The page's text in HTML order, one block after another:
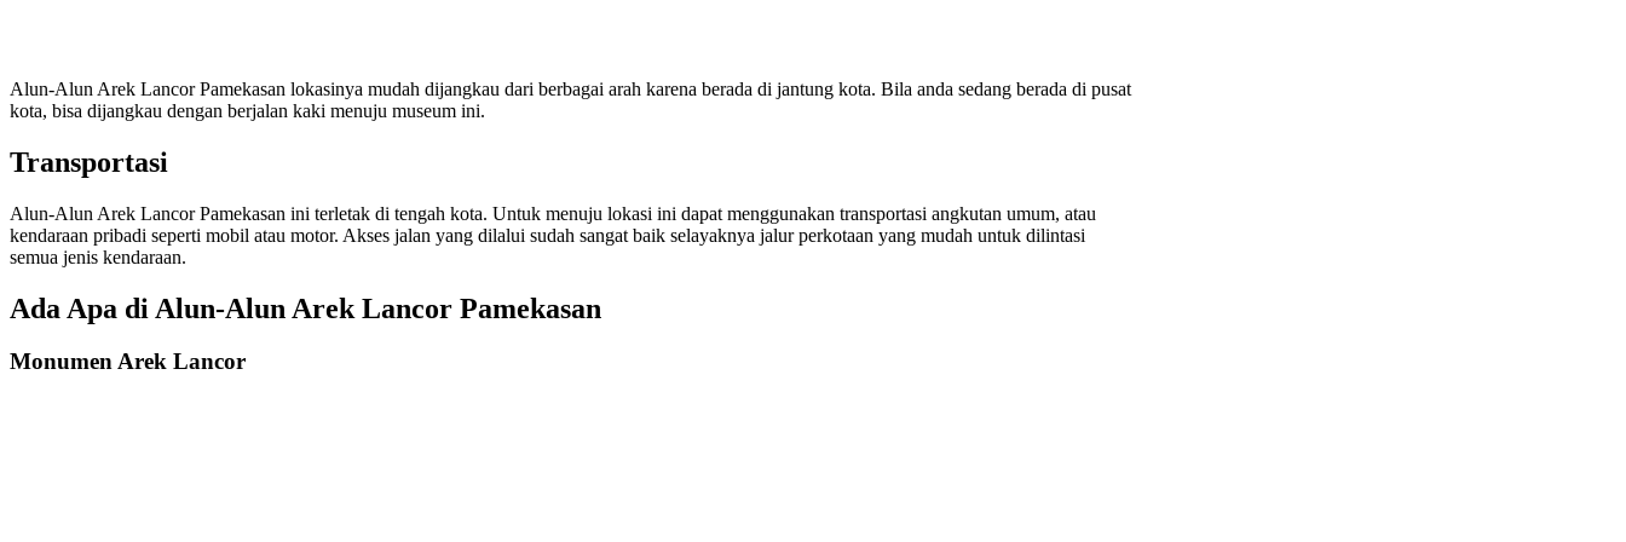
Alun-Alun Arek Lancor Pamekasan lokasinya mudah dijangkau dari berbagai arah karena berada di jantung kota. Bila anda sedang berada di pusat
kota, bisa dijangkau dengan berjalan kaki menuju museum ini.
Transportasi
Alun-Alun Arek Lancor Pamekasan ini terletak di tengah kota. Untuk menuju lokasi ini dapat menggunakan transportasi angkutan umum, atau
kendaraan pribadi seperti mobil atau motor. Akses jalan yang dilalui sudah sangat baik selayaknya jalur perkotaan yang mudah untuk dilintasi
semua jenis kendaraan.
Ada Apa di Alun-Alun Arek Lancor Pamekasan
Monumen Arek Lancor